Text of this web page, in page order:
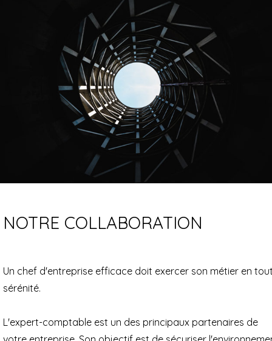
NOTRE COLLABORATION
Un chef d'entreprise efficace doit exercer son métier en
sérénité.
L'expert-comptable est un des principaux partenaires de